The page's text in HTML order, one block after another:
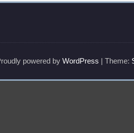
powered by WordPress | Theme: